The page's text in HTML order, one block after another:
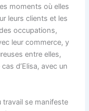
moments où elles
leurs clients et les
occupations,
leur commerce, y
entre elles,
d’Elisa, avec un
travail se manifeste